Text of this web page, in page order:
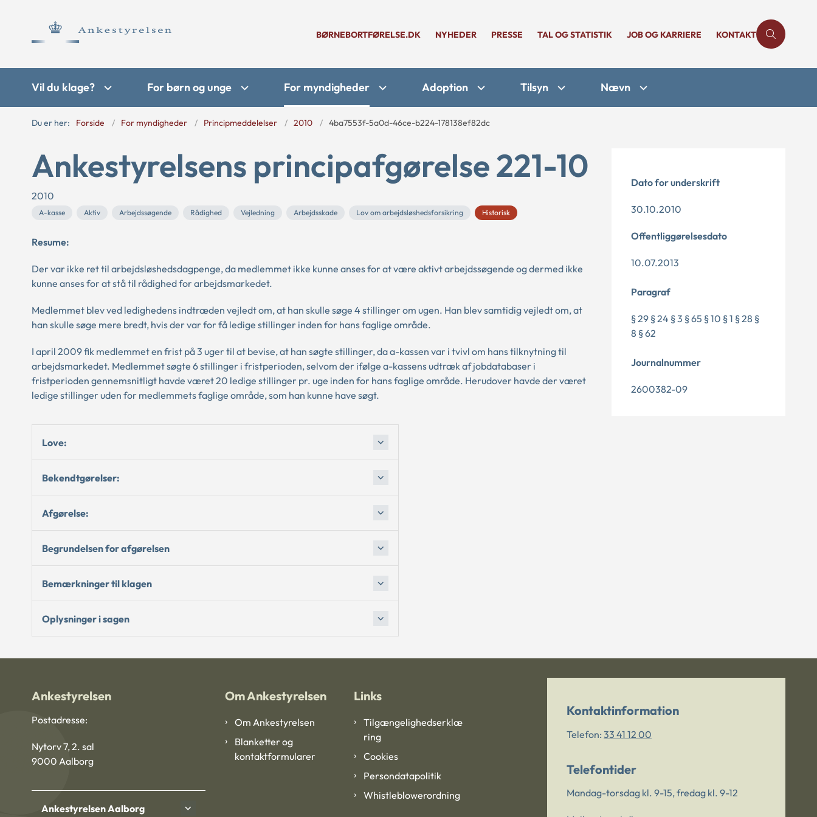
BØRNEBORTFØRELSE.DK NYHEDER PRESSE TAL OG STATISTIK JOB OG KARRIERE KONTAKT
Vil du klage? For børn og unge For myndigheder Adoption Tilsyn Nævn
Du er her: Forside For myndigheder Principmeddelelser 2010 4ba7553f-5a0d-46ce-b224-178138ef82dc
Ankestyrelsens principafgørelse 221-10
2010
A-kasse Aktiv Arbejdssøgende Rådighed Vejledning Arbejdsskade Lov om arbejdsløshedsforsikring Historisk
Resume:
Der var ikke ret til arbejdsløshedsdagpenge, da medlemmet ikke kunne anses for at være aktivt arbejdssøgende og dermed ikke
kunne anses for at stå til rådighed for arbejdsmarkedet.
Medlemmet blev ved ledighedens indtræden vejledt om, at han skulle søge 4 stillinger om ugen. Han blev samtidig vejledt om, at
han skulle søge mere bredt, hvis der var for få ledige stillinger inden for hans faglige område.
I april 2009 fik medlemmet en frist på 3 uger til at bevise, at han søgte stillinger, da a-kassen var i tvivl om hans tilknytning til
arbejdsmarkedet. Medlemmet søgte 6 stillinger i fristperioden, selvom der ifølge a-kassens udtræk af jobdatabaser i
fristperioden gennemsnitligt havde været 20 ledige stillinger pr. uge inden for hans faglige område. Herudover havde der været
ledige stillinger uden for medlemmets faglige område, som han kunne have søgt.
Love:
Bekendtgørelser:
Afgørelse:
Begrundelsen for afgørelsen
Bemærkninger til klagen
Oplysninger i sagen
Dato for underskrift
30.10.2010
Offentliggørelsesdato
10.07.2013
Paragraf
§ 29 § 24 § 3 § 65 § 10 § 1 § 28 §
8 § 62
Journalnummer
2600382-09
Ankestyrelsen
Postadresse:
Nytorv 7, 2. sal
9000 Aalborg
Ankestyrelsen Aalborg
Om Ankestyrelsen
Om Ankestyrelsen
Blanketter og
kontaktformularer
Links
Tilgængelighedserklæ
ring
Cookies
Persondatapolitik
Whistleblowerordning
Kontaktinformation
Telefon: 33 41 12 00
Telefontider
Mandag-torsdag kl. 9-15, fredag kl. 9-12